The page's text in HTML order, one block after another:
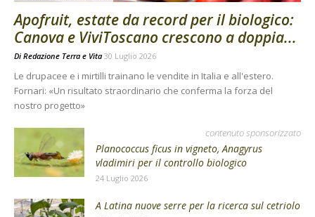
Apofruit, estate da record per il biologico:
Canova e ViviToscano crescono a doppia...
Di Redazione Terra e Vita 30 Luglio 2026
Le drupacee e i mirtilli trainano le vendite in Italia e all'estero.
Fornari: «Un risultato straordinario che conferma la forza del
nostro progetto»
contenuto sponsorizzato
Planococcus ficus in vigneto, Anagyrus
vladimiri per il controllo biologico
24 Luglio 2026
A Latina nuove serre per la ricerca sul cetriolo